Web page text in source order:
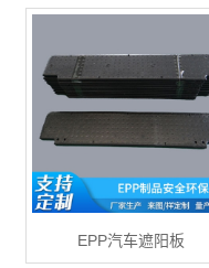
EPP汽车遮阳板